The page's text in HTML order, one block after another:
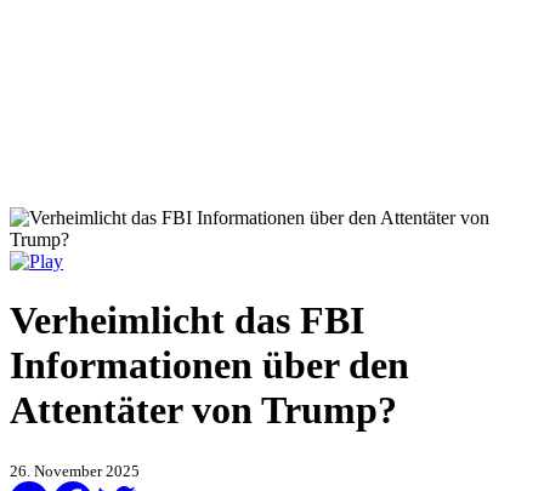
Verheimlicht das FBI
Informationen über den
Attentäter von Trump?
26. November 2025